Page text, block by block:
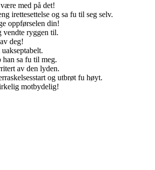
med på det!
irettesettelse og sa fu til seg selv.
oppførselen din!
vendte ryggen til.
deg!
han sa fu til meg.
av den lyden.
og utbrøt fu høyt.
motbydelig!